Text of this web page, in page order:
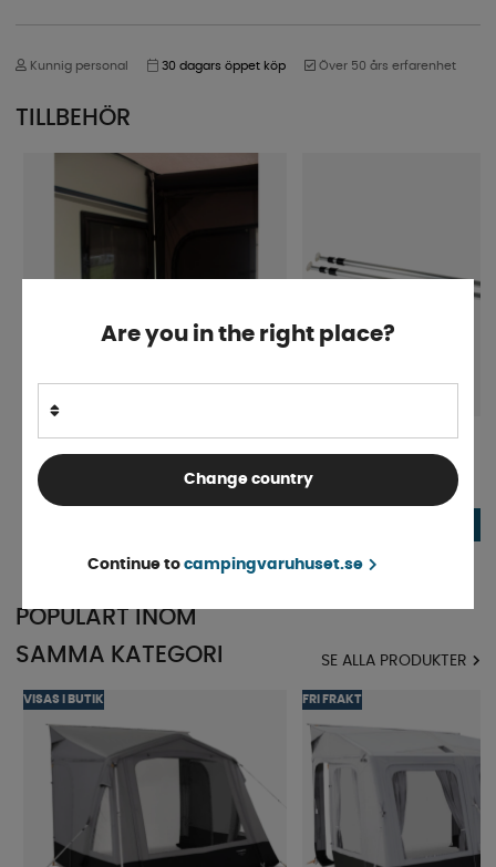
Kunnig personal 30 dagars öppet köp Över 50 års erfarenhet
TILLBEHÖR
POPULÄRT INOM
SAMMA KATEGORI
SE ALLA PRODUKTER
VISAS I BUTIK FRI FRAKT
Are you in the right place?
Change country
Continue to campingvaruhuset.se